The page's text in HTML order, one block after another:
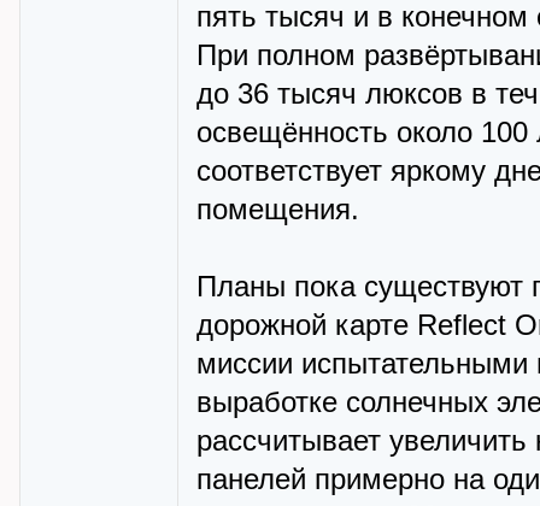
пять тысяч и в
При полном
до 36 тысяч люксов в
освещённость около 100
соответствует яркому
помещения.
Планы пока существуют
дорожной карте Reflect
миссии испытательными
выработке солнечных
рассчитывает
панелей примерно на